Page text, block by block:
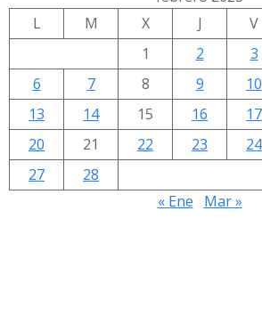
L
M X J V
1
2 3
6
7 8 9 10
13
14 15 16 17
20
21 22 23 24
27
28
« Ene
Mar »